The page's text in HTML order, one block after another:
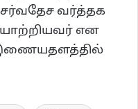
வர்த்தக
என
இணையதளத்தில்